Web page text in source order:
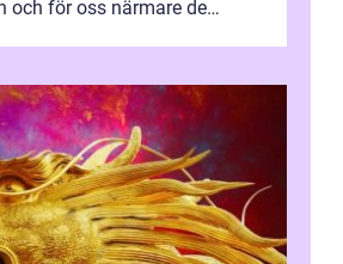
och för oss närmare de